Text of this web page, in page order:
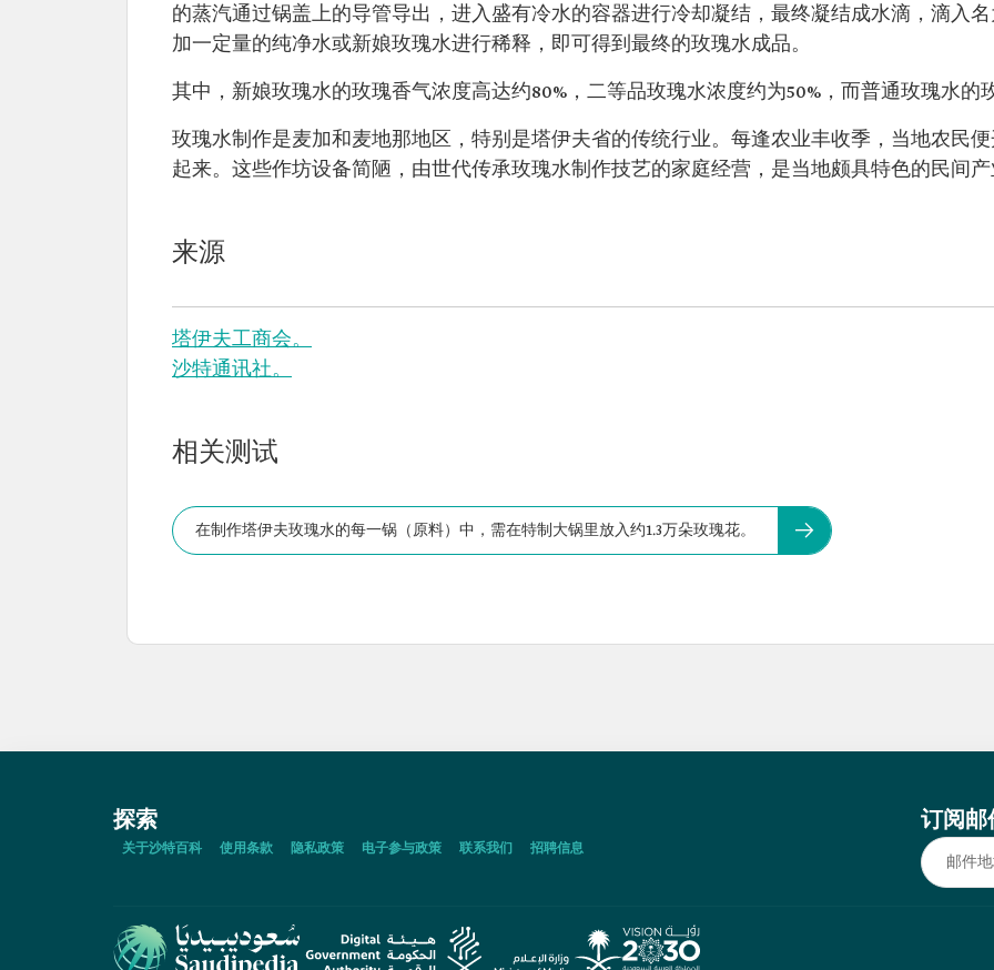
的蒸汽通过锅盖上的导管导出，进入盛有冷水的容器进行冷却凝结，最终凝结成水滴，滴入
加一定量的纯净水或新娘玫瑰水进行稀释，即可得到最终的玫瑰水成品。
其中，新娘玫瑰水的玫瑰香气浓度高达约80%，二等品玫瑰水浓度约为50%，而普通玫瑰水的
玫瑰水制作是麦加和麦地那地区，特别是塔伊夫省的传统行业。每逢农业丰收季，当地农民
起来。这些作坊设备简陋，由世代传承玫瑰水制作技艺的家庭经营，是当地颇具特色的民间
来源
塔伊夫工商会。
沙特通讯社。
相关测试
在制作塔伊夫玫瑰水的每一锅（原料）中，需在特制大锅里放入约1.3万朵玫瑰花。
探索
关于沙特百科 使用条款 隐私政策 电子参与政策 联系我们 招聘信息
订阅邮